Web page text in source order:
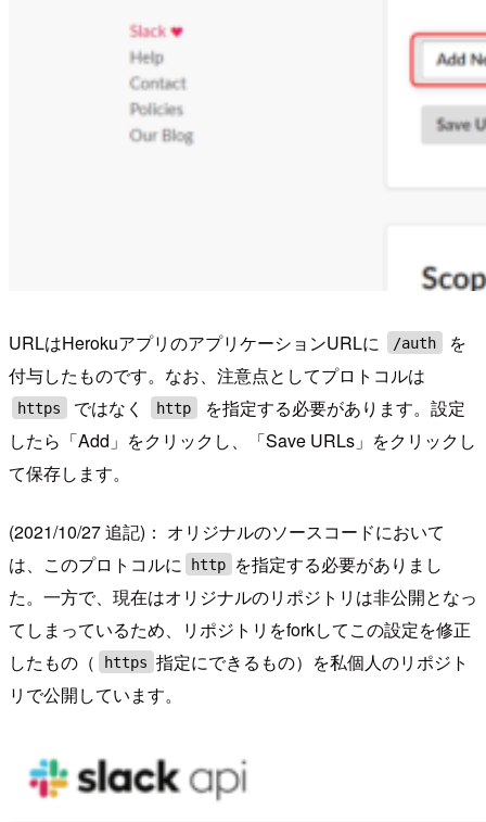
URLはHerokuアプリのアプリケーションURLに /auth
を
付与したものです。なお、注意点としてプロトコルは
https ではなく http
を指定する必要があります。設定
したら「Add」をクリックし、「Save URLs」をクリックし
て保存します。
(2021/10/27 追記)： オリジナルのソースコードにおいて
は、このプロトコルに
http
を指定する必要がありまし
た。一方で、現在はオリジナルのリポジトリは非公開となっ
てしまっているため、リポジトリをforkしてこの設定を修正
したもの（
https 指定にできるもの）を私個人のリポジト
リで公開しています。